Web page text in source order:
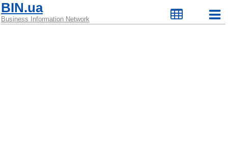
BIN.ua
Business Information Network